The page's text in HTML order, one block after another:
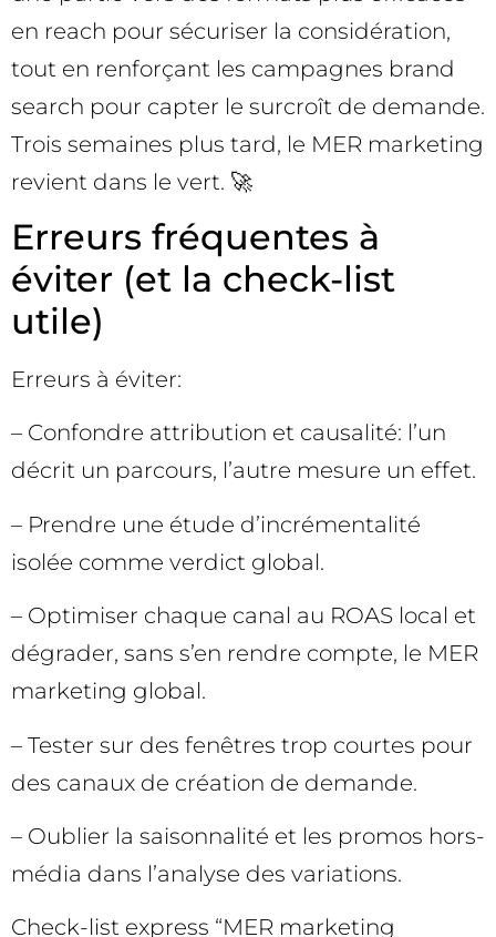
en reach pour sécuriser la considération,
tout en renforçant les campagnes brand
search pour capter le surcroît de demande.
Trois semaines plus tard, le MER marketing
revient dans le vert. 🚀
Erreurs fréquentes à
éviter (et la check-list
utile)
Erreurs à éviter:
– Confondre attribution et causalité: l’un
décrit un parcours, l’autre mesure un effet.
– Prendre une étude d’incrémentalité
isolée comme verdict global.
– Optimiser chaque canal au ROAS local et
dégrader, sans s’en rendre compte, le MER
marketing global.
– Tester sur des fenêtres trop courtes pour
des canaux de création de demande.
– Oublier la saisonnalité et les promos hors-
média dans l’analyse des variations.
Check-list express “MER marketing